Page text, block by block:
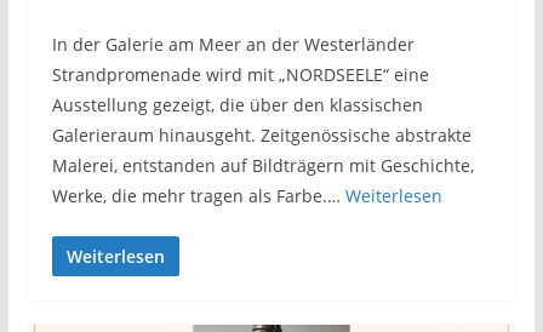
In der Galerie am Meer an der Westerländer
Strandpromenade wird mit „NORDSEELE“ eine
Ausstellung gezeigt, die über den klassischen
Galerieraum hinausgeht. Zeitgenössische abstrakte
Malerei, entstanden auf Bildträgern mit Geschichte,
Werke, die mehr tragen als Farbe.… Weiterlesen
Weiterlesen